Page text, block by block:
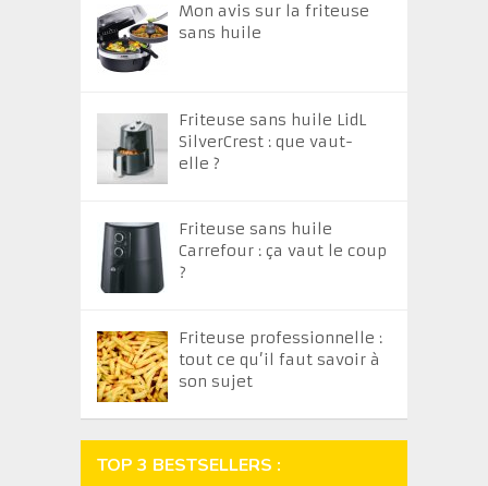
Mon avis sur la friteuse
sans huile
Friteuse sans huile LidL
SilverCrest : que vaut-
elle ?
Friteuse sans huile
Carrefour : ça vaut le coup
?
Friteuse professionnelle :
tout ce qu’il faut savoir à
son sujet
TOP 3 BESTSELLERS :